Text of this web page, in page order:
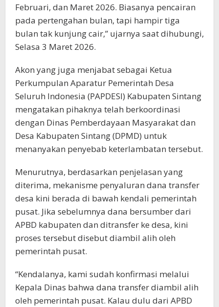
Februari, dan Maret 2026. Biasanya pencairan
pada pertengahan bulan, tapi hampir tiga
bulan tak kunjung cair,” ujarnya saat dihubungi,
Selasa 3 Maret 2026.
Akon yang juga menjabat sebagai Ketua
Perkumpulan Aparatur Pemerintah Desa
Seluruh Indonesia (PAPDESI) Kabupaten Sintang
mengatakan pihaknya telah berkoordinasi
dengan Dinas Pemberdayaan Masyarakat dan
Desa Kabupaten Sintang (DPMD) untuk
menanyakan penyebab keterlambatan tersebut.
Menurutnya, berdasarkan penjelasan yang
diterima, mekanisme penyaluran dana transfer
desa kini berada di bawah kendali pemerintah
pusat. Jika sebelumnya dana bersumber dari
APBD kabupaten dan ditransfer ke desa, kini
proses tersebut disebut diambil alih oleh
pemerintah pusat.
“Kendalanya, kami sudah konfirmasi melalui
Kepala Dinas bahwa dana transfer diambil alih
oleh pemerintah pusat. Kalau dulu dari APBD